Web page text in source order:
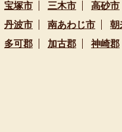
宝塚市
三木市 高砂市
丹波市
南あわじ市 朝
多可郡
加古郡 神崎郡